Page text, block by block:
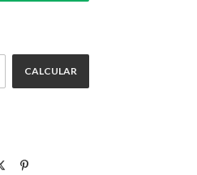
CALCULAR